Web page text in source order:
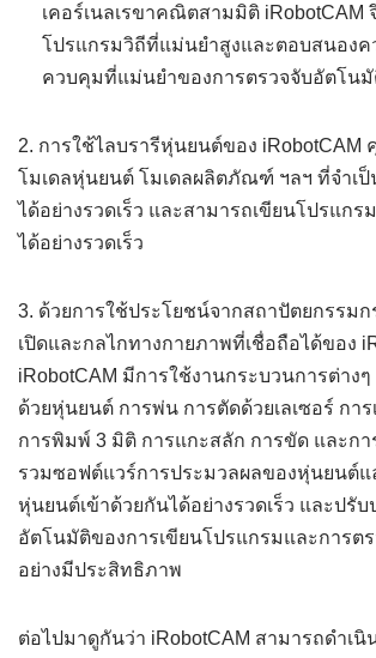
เคอร์เนลเรขาคณิตสามมิติ iRobotCAM
โปรแกรมวิถีที่แม่นยำสูงและตอบสนองค
ควบคุมที่แม่นยำของการตรวจจับอัตโน
2. การใช้ไลบรารีหุ่นยนต์ของ iRobotCAM
โมเดลหุ่นยนต์ โมเดลผลิตภัณฑ์ ฯลฯ ที่จำเ
ได้อย่างรวดเร็ว และสามารถเขียนโปรแก
ได้อย่างรวดเร็ว
3. ด้วยการใช้ประโยชน์จากสถาปัตยกรรม
เปิดและกลไกทางกายภาพที่เชื่อถือได้ของ
iRobotCAM มีการใช้งานกระบวนการต่างๆ
ด้วยหุ่นยนต์ การพ่น การตัดด้วยเลเซอร์ กา
การพิมพ์ 3 มิติ การแกะสลัก การขัด และกา
รวมซอฟต์แวร์การประมวลผลของหุ่นยนต์แ
หุ่นยนต์เข้าด้วยกันได้อย่างรวดเร็ว และปรับ
อัตโนมัติของการเขียนโปรแกรมและการต
อย่างมีประสิทธิภาพ
ต่อไปมาดูกันว่า iRobotCAM สามารถดำเนิ